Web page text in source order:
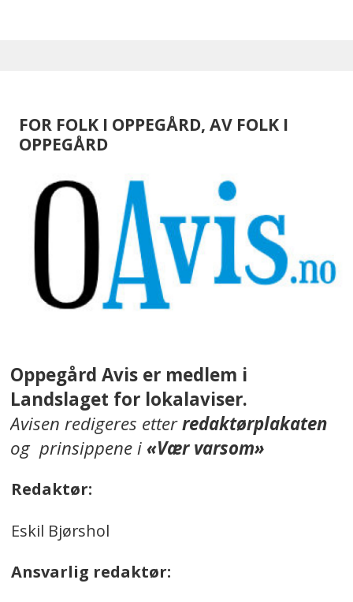
FOR FOLK I OPPEGÅRD, AV FOLK I
OPPEGÅRD
Oppegård Avis er medlem i
Landslaget for lokalaviser.
Avisen redigeres etterredaktørplakaten
og prinsippene i«Vær varsom»
Redaktør:
Eskil Bjørshol
Ansvarlig redaktør: